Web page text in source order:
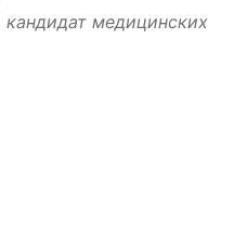
медицинских